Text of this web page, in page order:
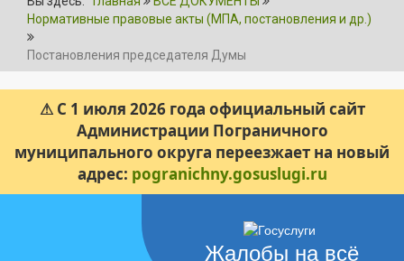
Нормативные правовые акты (МПА, постановления и др.)
Постановления председателя Думы
⚠ С 1 июля 2026 года официальный сайт
Администрации Пограничного
муниципального округа переезжает на новый
адрес: pogranichny.gosuslugi.ru
Жалобы на всё